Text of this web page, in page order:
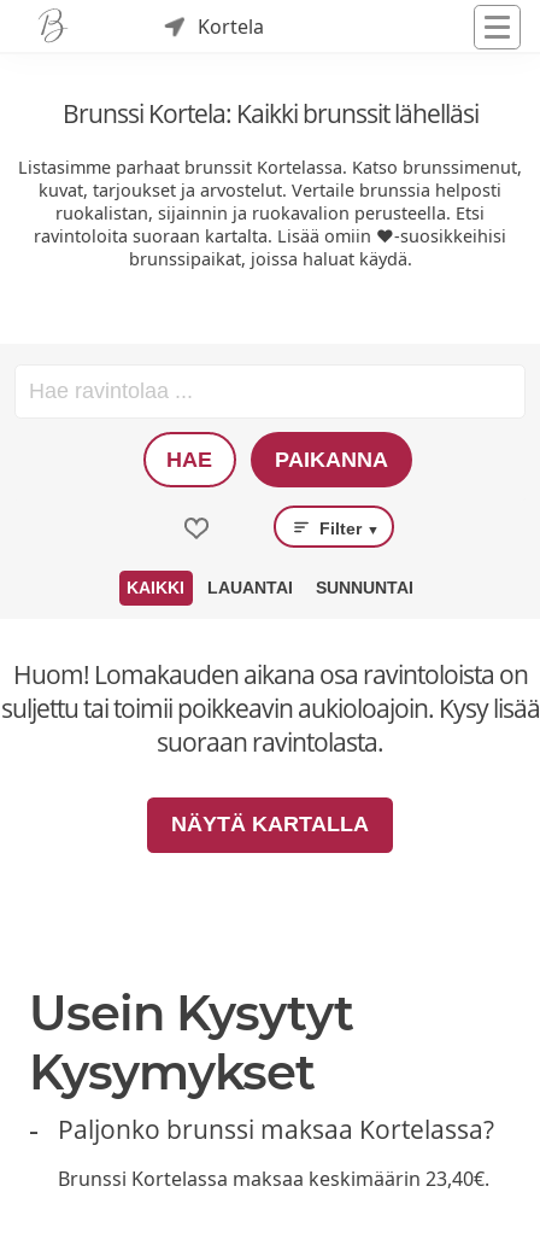
Kortela
Brunssi Kortela: Kaikki brunssit lähelläsi
Listasimme parhaat brunssit Kortelassa. Katso brunssimenut,
kuvat, tarjoukset ja arvostelut. Vertaile brunssia helposti
ruokalistan, sijainnin ja ruokavalion perusteella. Etsi
ravintoloita suoraan kartalta. Lisää omiin ❤️-suosikkeihisi
brunssipaikat, joissa haluat käydä.
HAE PAIKANNA
Filter ▼
KAIKKI LAUANTAI SUNNUNTAI
Huom! Lomakauden aikana osa ravintoloista on
suljettu tai toimii poikkeavin aukioloajoin. Kysy lisää
suoraan ravintolasta.
NÄYTÄ KARTALLA
Usein Kysytyt
Kysymykset
Paljonko brunssi maksaa Kortelassa?
Brunssi Kortelassa maksaa keskimäärin 23,40€.